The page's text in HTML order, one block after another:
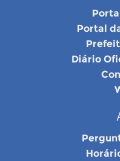
Portal
Diário